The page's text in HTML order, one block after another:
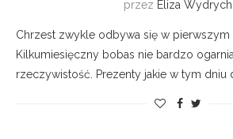
przez Eliza Wydrych
Chrzest zwykle odbywa się w pierwszym
Kilkumiesięczny bobas nie bardzo
rzeczywistość. Prezenty jakie w tym dniu